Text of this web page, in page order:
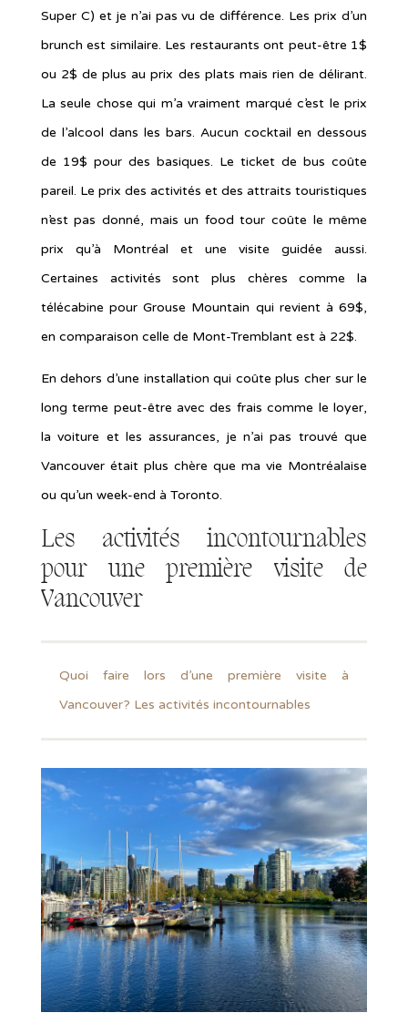
Super C) et je n’ai pas vu de différence. Les prix d’un
brunch est similaire. Les restaurants ont peut-être 1$
ou 2$ de plus au prix des plats mais rien de délirant.
La seule chose qui m’a vraiment marqué c’est le prix
de l’alcool dans les bars. Aucun cocktail en dessous
de 19$ pour des basiques. Le ticket de bus coûte
pareil. Le prix des activités et des attraits touristiques
n’est pas donné, mais un food tour coûte le même
prix qu’à Montréal et une visite guidée aussi.
Certaines activités sont plus chères comme la
télécabine pour Grouse Mountain qui revient à 69$,
en comparaison celle de Mont-Tremblant est à 22$.
En dehors d’une installation qui coûte plus cher sur le
long terme peut-être avec des frais comme le loyer,
la voiture et les assurances, je n’ai pas trouvé que
Vancouver était plus chère que ma vie Montréalaise
ou qu’un week-end à Toronto.
Les activités incontournables
pour une première visite de
Vancouver
Quoi faire lors d’une première visite à
Vancouver? Les activités incontournables